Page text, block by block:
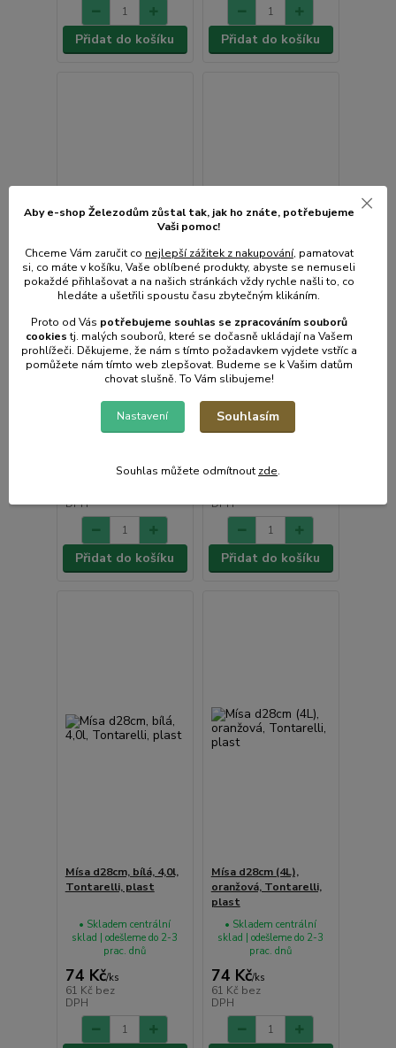
Přidat do košíku Přidat do košíku
1 hodnocení
4,0l, Tontarelli, plast
ks
DPH
Přidat do košíku
Mísa d28cm, zelená,
4,0l, Tontarelli, plast
74 Kč/ks
DPH
• Skladem centrální
Přidat do košíku
Mísa d28cm, bílá, 4,0l,
Tontarelli, plast
74 Kč/ks
61 Kč bez
DPH
• Skladem centrální
sklad | odešleme do 2-3
prac. dnů
Mísa d28cm (4L),
oranžová, Tontarelli,
plast
74 Kč/ks
61 Kč bez
DPH
• Skladem centrální
sklad | odešleme do 2-3
prac. dnů
Aby e-shop Železodům zůstal tak, jak ho znáte, potřebujeme
Vaši pomoc!
Chceme Vám zaručit co nejlepší zážitek z nakupování, pamatovat
si, co máte v košíku, Vaše oblíbené produkty, abyste se nemuseli
pokaždé přihlašovat a na našich stránkách vždy rychle našli to, co
hledáte a ušetřili spoustu času zbytečným klikáním.
Proto od Vás potřebujeme souhlas se zpracováním souborů
cookiestj. malých souborů, které se dočasně ukládají na Vašem
prohlížeči. Děkujeme, že nám s tímto požadavkem vyjdete vstříc a
pomůžete nám tímto web zlepšovat. Budeme se k Vašim datům
chovat slušně. To Vám slibujeme!
Nastavení Souhlasím
Souhlas můžete odmítnout zde.